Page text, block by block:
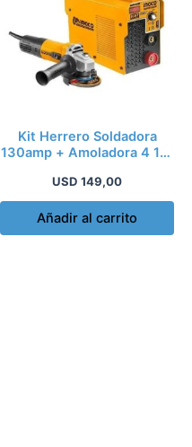
Kit Herrero Soldadora
130amp + Amoladora 4 1/2
USD 149,00
Añadir al carrito